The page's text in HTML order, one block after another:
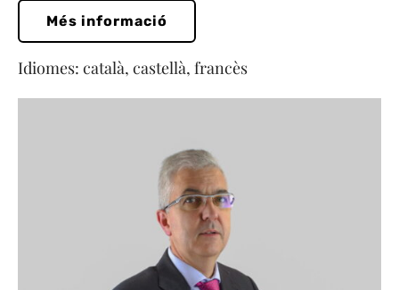
Més informació
Idiomes: català, castellà, francès